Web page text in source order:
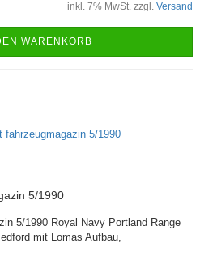
inkl. 7% MwSt. zzgl. Versand
WARENKORB
5/1990
5/1990 Royal Navy Portland Range
mit Lomas Aufbau,